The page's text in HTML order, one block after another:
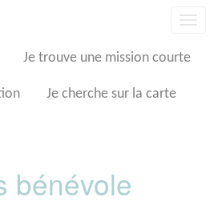
Je trouve une mission courte
Je cherche sur la carte
bénévole